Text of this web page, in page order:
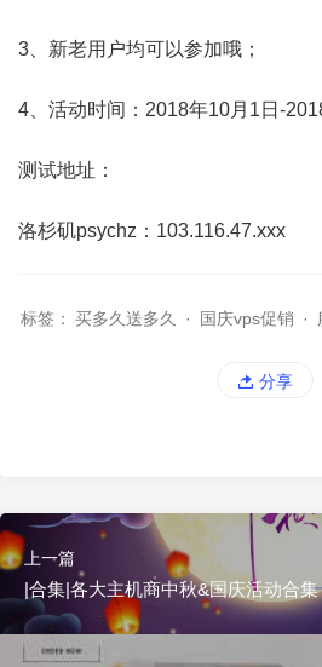
3、新老用户均可以参加哦；
4、活动时间：2018年10月1日-
测试地址：
洛杉矶psychz：103.116.47.xxx
标签： 买多久送多久 · 国庆vps促销 ·
分享
上一篇
|合集|各大主机商中秋&国庆活动合集